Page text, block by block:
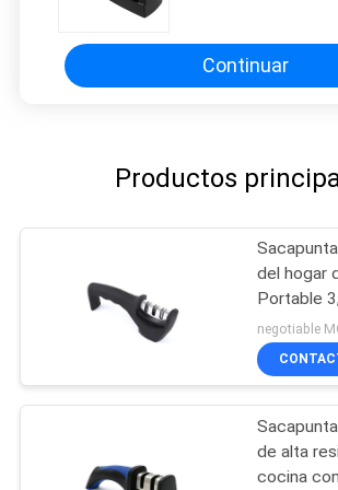
Continuar
Productos
del hogar
Portable
del
del PDA
negotiable
de alta
cocina